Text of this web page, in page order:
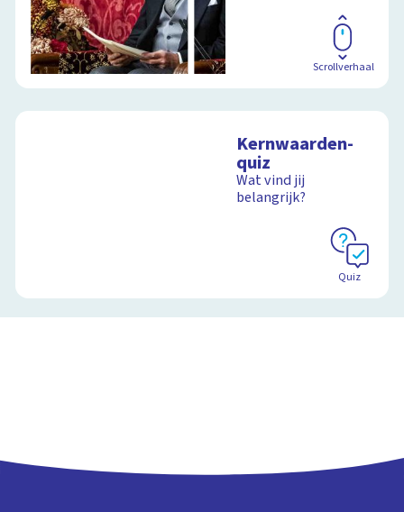
Scrollverhaal
Kernwaarden-
quiz
Wat vind jij
belangrijk?
Quiz